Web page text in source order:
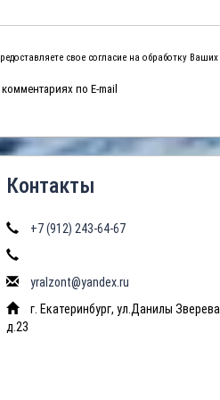
свое согласие на обработку Ваших
по E-mail
Контакты
+7 (912) 243-64-67
yralzont@yandex.ru
г. Екатеринбург, ул.Данилы Зверева
д.23